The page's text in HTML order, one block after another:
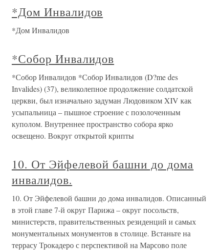
*Дом Инвалидов
*Дом Инвалидов
*Собор Инвалидов
*Собор Инвалидов *Собор Инвалидов (D?me des
Invalides) (37), великолепное продолжение солдатской
церкви, был изначально задуман Людовиком XIV как
усыпальница – пышное строение с позолоченным
куполом. Внутреннее пространство собора ярко
освещено. Вокруг открытой крипты
10. От Эйфелевой башни до дома
инвалидов.
10. От Эйфелевой башни до дома инвалидов. Описанный
в этой главе 7-й округ Парижа – округ посольств,
министерств, правительственных резиденций и самых
монументальных монументов в столице. Встаньте на
террасу Трокадеро с перспективой на Марсово поле